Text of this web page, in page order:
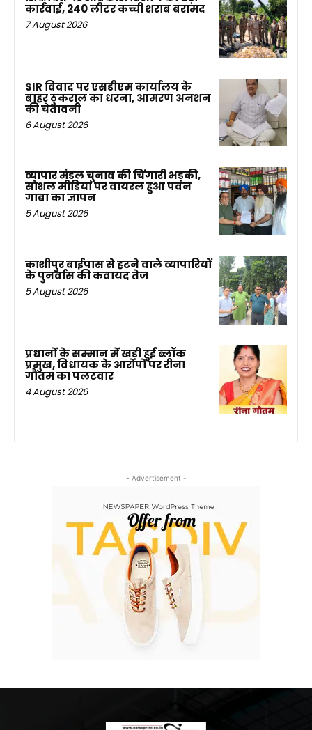
कार्रवाई, 240 लीटर कच्ची शराब बरामद
7 August 2026
SIR विवाद पर एसडीएम कार्यालय के
बाहर ठुकराल का धरना, आमरण अनशन
की चेतावनी
6 August 2026
व्यापार मंडल चुनाव की चिंगारी भड़की,
सोशल मीडिया पर वायरल हुआ पवन
गाबा का ज्ञापन
5 August 2026
काशीपुर बाईपास से हटने वाले व्यापारियों
के पुनर्वास की कवायद तेज
5 August 2026
प्रधानों के सम्मान में खड़ी हुई ब्लॉक
प्रमुख, विधायक के आरोपों पर रीना
गौतम का पलटवार
4 August 2026
- Advertisement -